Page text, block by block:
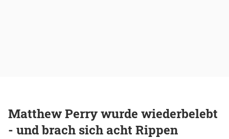
Matthew Perry wurde wiederbelebt
- und brach sich acht Rippen